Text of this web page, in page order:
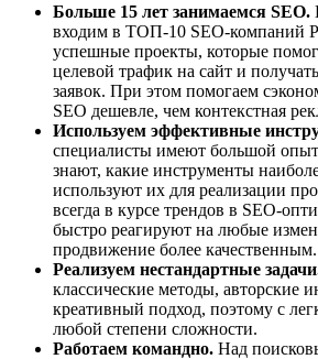
Больше 15 лет занимаемся SEO.
входим в ТОП-10 SEO-компаний
успешные проекты, которые
целевой трафик на сайт и
заявок. При этом помогаем
SEO дешевле, чем контекстная
Используем эффективные
специалисты имеют большой
знают, какие инструменты
используют их для реализации
всегда в курсе трендов в SEO-
быстро реагируют на любые
продвижение более качественным.
Реализуем нестандартные
классические методы, авторские
креативный подход, поэтому с
любой степени сложности.
Работаем командно. Над